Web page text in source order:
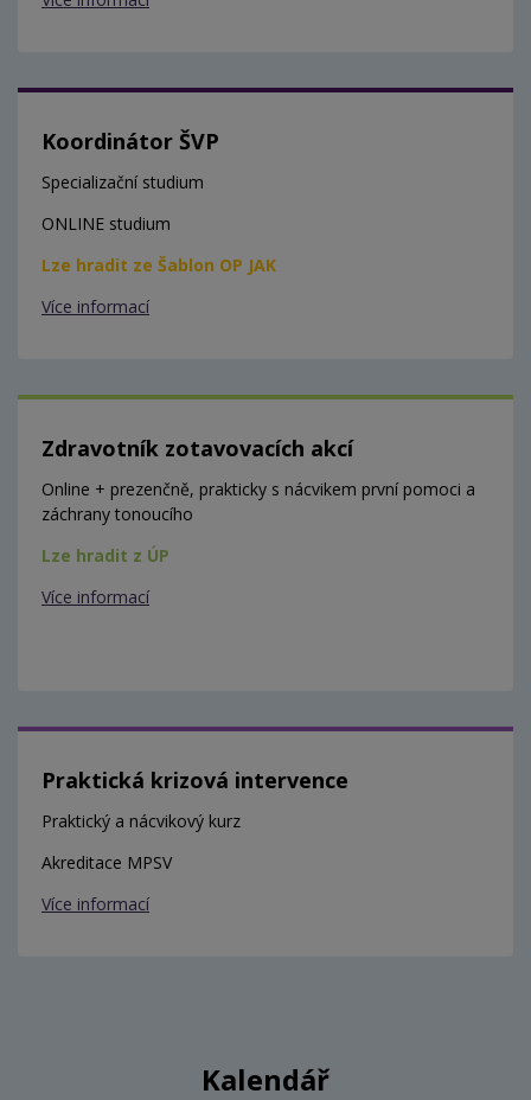
Koordinátor ŠVP
Specializační studium
ONLINE studium
Lze hradit ze Šablon OP JAK
Více informací
Zdravotník zotavovacích akcí
Online + prezenčně, prakticky s nácvikem první pomoci a
záchrany tonoucího
Lze hradit z ÚP
Více informací
Praktická krizová intervence
Praktický a nácvikový kurz
Akreditace MPSV
Více informací
Kalendář